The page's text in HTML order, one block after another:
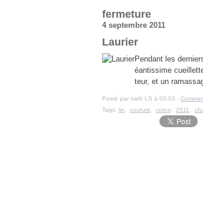
fermeture
4 septembre 2011
Laurier
Pendant les
éantissime
teur, et un
Posté par nath LS à 00:03 -
Tags: lin couture coeur, 2011